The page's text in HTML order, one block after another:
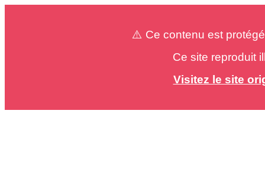
⚠️ Ce contenu est
Ce site reproduit
Visitez le site